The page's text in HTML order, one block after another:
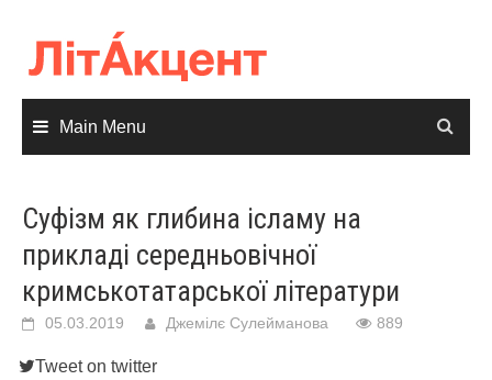
content
Main Menu
Суфізм як глибина ісламу на
прикладі середньовічної
кримськотатарської літератури
05.03.2019 Джемілє Сулейманова 889
Tweet on twitter